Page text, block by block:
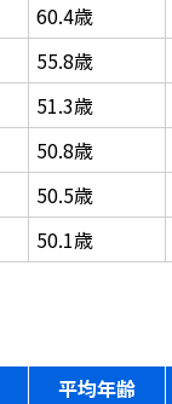
60.4歳
55.8歳
51.3歳
50.8歳
50.5歳
50.1歳
平均年齢